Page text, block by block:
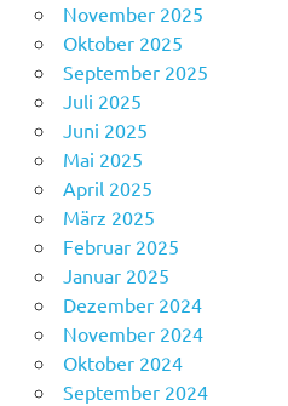
November 2025
Oktober 2025
September 2025
Juli 2025
Juni 2025
Mai 2025
April 2025
März 2025
Februar 2025
Januar 2025
Dezember 2024
November 2024
Oktober 2024
September 2024